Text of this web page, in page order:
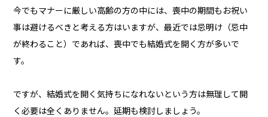
今でもマナーに厳しい高齢の方の中には、喪中の期間もお祝い
事は避けるべきと考える方はいますが、最近では忌明け（忌中
が終わること）であれば、喪中でも結婚式を開く方が多いで
す。
ですが、結婚式を開く気持ちになれないという方は無理して開
く必要は全くありません。延期も検討しましょう。